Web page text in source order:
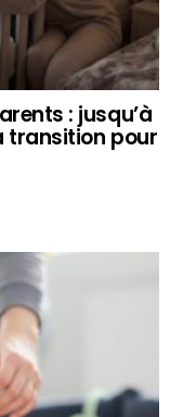
: jusqu’à
transition pour